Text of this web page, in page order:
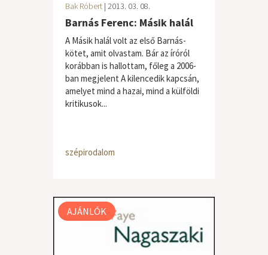
Bak Róbert | 2013. 03. 08.
Barnás Ferenc: Másik halál
A Másik halál volt az első Barnás-
kötet, amit olvastam. Bár az íróról
korábban is hallottam, főleg a 2006-
ban megjelent A kilencedik kapcsán,
amelyet mind a hazai, mind a külföldi
kritikusok...
szépirodalom
AJÁNLÓK